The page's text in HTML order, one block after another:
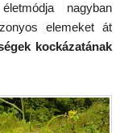
nagyban
elemeket át
kockázatának